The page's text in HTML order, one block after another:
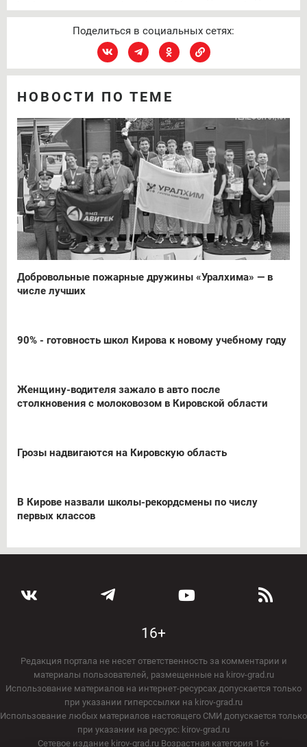
Поделиться в социальных сетях:
НОВОСТИ ПО ТЕМЕ
Добровольные пожарные дружины «Уралхима» — в
числе лучших
90% - готовность школ Кирова к новому учебному году
Женщину-водителя зажало в авто после
столкновения с молоковозом в Кировской области
Грозы надвигаются на Кировскую область
В Кирове назвали школы-рекордсмены по числу
первых классов
16+
Редакция портала не несет ответственность за комментарии и
материалы пользователей, размещенные на kirov-grad.ru
Использование материалов на интернет-ресурсах допускается только
при указании гиперссылки на kirov-grad.ru
Использование любых материалов настоящего СМИ допускается только
при указании на ресурс: kirov-grad.ru
Сетевое издание kirov-grad.ru Возрастная категория 16+